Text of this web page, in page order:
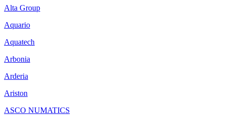
Alta Group
Aquario
Aquatech
Arbonia
Arderia
Ariston
ASCO NUMATICS